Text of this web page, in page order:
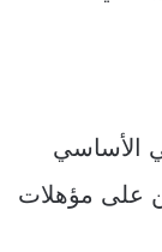
الأساسي
على مؤهلات